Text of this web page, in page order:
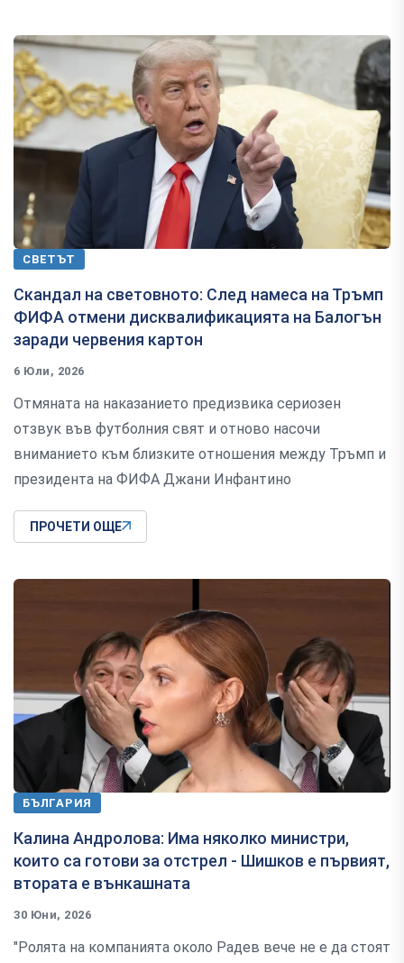
СВЕТЪТ
Скандал на световното: След намеса на Тръмп
ФИФА отмени дисквалификацията на Балогън
заради червения картон
6 Юли, 2026
Отмяната на наказанието предизвика сериозен
отзвук във футболния свят и отново насочи
вниманието към близките отношения между Тръмп и
президента на ФИФА Джани Инфантино
ПРОЧЕТИ ОЩЕ
БЪЛГАРИЯ
Калина Андролова: Има няколко министри,
които са готови за отстрел - Шишков е първият,
втората е вънкашната
30 Юни, 2026
"Ролята на компанията около Радев вече не е да стоят